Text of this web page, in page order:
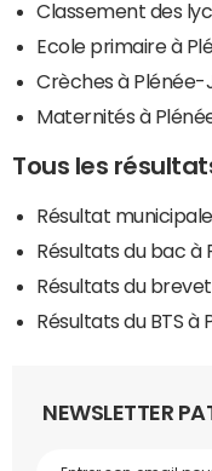
Classement des
Ecole primaire à
Crèches à Plénée-
Maternités à
Tous les
Résultat
Résultats du bac à
Résultats du
Résultats du BTS à
NEWSLETTER